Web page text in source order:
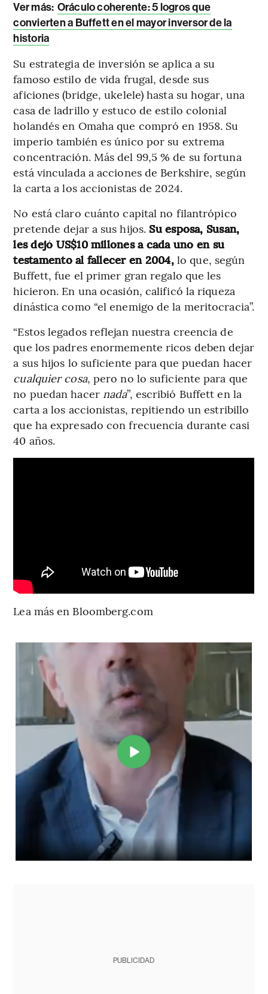
Ver más: Oráculo coherente: 5 logros que
convierten a Buffett en el mayor inversor de la
historia
Su estrategia de inversión se aplica a su
famoso estilo de vida frugal, desde sus
aficiones (bridge, ukelele) hasta su hogar, una
casa de ladrillo y estuco de estilo colonial
holandés en Omaha que compró en 1958. Su
imperio también es único por su extrema
concentración. Más del 99,5 % de su fortuna
está vinculada a acciones de Berkshire, según
la carta a los accionistas de 2024.
No está claro cuánto capital no filantrópico
pretende dejar a sus hijos. Su esposa, Susan,
les dejó US$10 millones a cada uno en su
testamento al fallecer en 2004,lo que, según
Buffett, fue el primer gran regalo que les
hicieron. En una ocasión, calificó la riqueza
dinástica como “el enemigo de la meritocracia”.
“Estos legados reflejan nuestra creencia de
que los padres enormemente ricos deben dejar
a sus hijos lo suficiente para que puedan hacer
cualquier cosa, pero no lo suficiente para que
no puedan hacer nada”, escribió Buffett en la
carta a los accionistas, repitiendo un estribillo
que ha expresado con frecuencia durante casi
40 años.
Lea más en Bloomberg.com
PUBLICIDAD